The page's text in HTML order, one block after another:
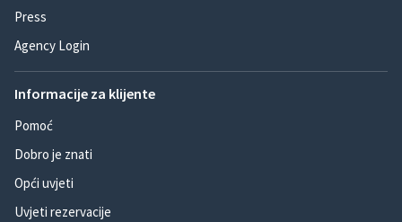
Press
Agency Login
Informacije za klijente
Pomoć
Dobro je znati
Opći uvjeti
Uvjeti rezervacije